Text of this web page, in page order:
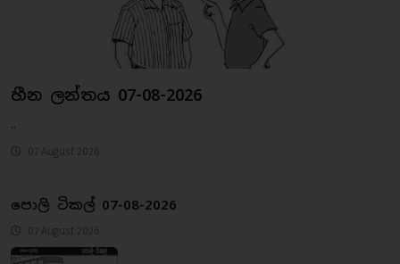
හීන ලන්තය 07-08-2026
..
07 August 2026
පොලි ටිකල් 07-08-2026
07 August 2026